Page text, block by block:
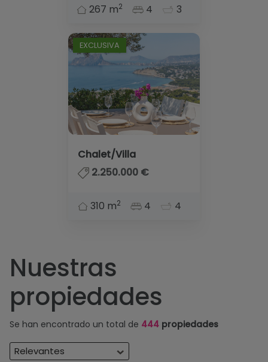
267 m2 4 3
EXCLUSIVA
Chalet/Villa
2.250.000 €
310 m2 4 4
Nuestras
propiedades
Se han encontrado un total de 444 propiedades
Relevantes